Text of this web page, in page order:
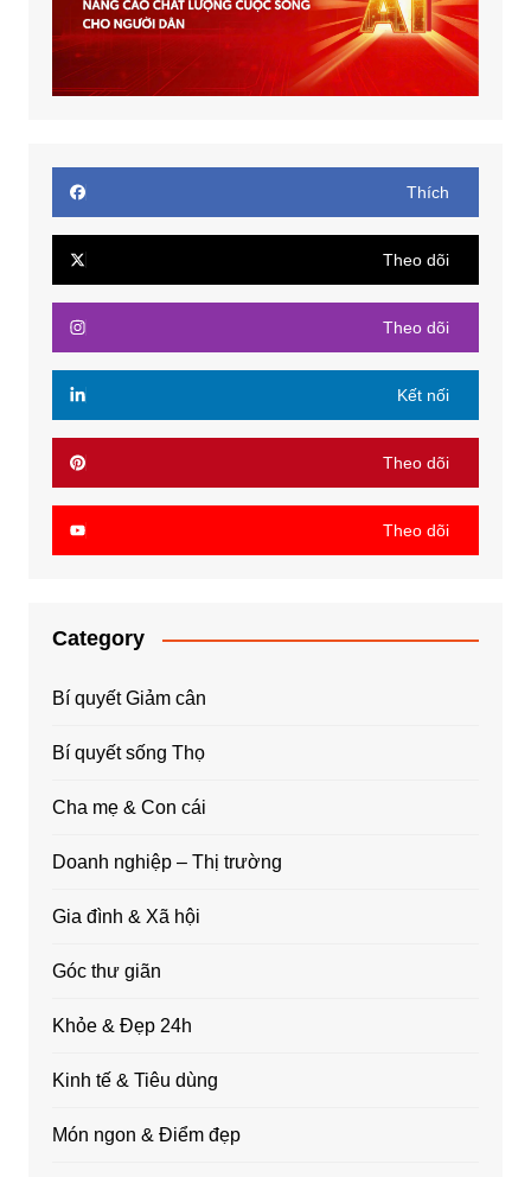
Thích
Theo dõi
Theo dõi
Kết nối
Theo dõi
Theo dõi
Category
Bí quyết Giảm cân
Bí quyết sống Thọ
Cha mẹ & Con cái
Doanh nghiệp – Thị trường
Gia đình & Xã hội
Góc thư giãn
Khỏe & Đẹp 24h
Kinh tế & Tiêu dùng
Món ngon & Điểm đẹp